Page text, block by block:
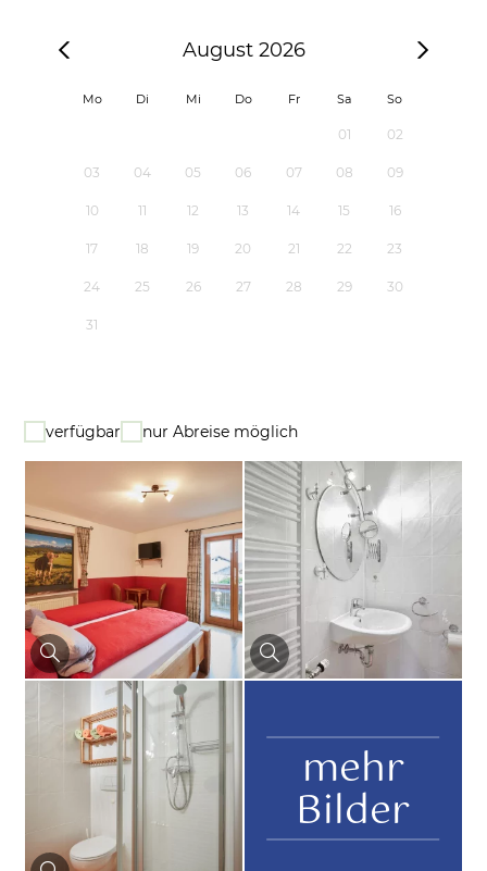
August 2026
Mo Di Mi Do Fr Sa So
01 02
03 04 05 06 07 08 09
10 11 12 13 14 15 16
17 18 19 20 21 22 23
24 25 26 27 28 29 30
31
verfügbar nur Abreise möglich
mehr
Bilder